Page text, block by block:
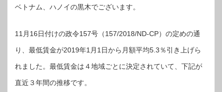
ベトナム、ハノイの黒木でございます。
11月16日付けの政令157号（157/2018/ND-CP）の定めの通
り、最低賃金が2019年1月1日から月額平均5.3％引き上げら
れました。最低賃金は４地域ごとに決定されていて、下記が
直近３年間の推移です。